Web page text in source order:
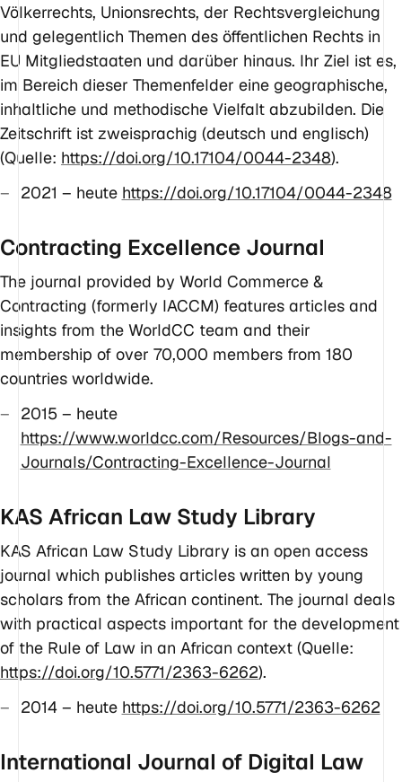
Völkerrechts, Unionsrechts, der Rechtsvergleichung
und gelegentlich Themen des öffentlichen Rechts in
EU Mitgliedstaaten und darüber hinaus. Ihr Ziel ist es,
im Bereich dieser Themenfelder eine geographische,
inhaltliche und methodische Vielfalt abzubilden. Die
Zeitschrift ist zweisprachig (deutsch und englisch)
(Quelle: https://doi.org/10.17104/0044-2348).
2021 – heute https://doi.org/10.17104/0044-2348
Contracting Excellence Journal
The journal provided by World Commerce &
Contracting (formerly IACCM) features articles and
insights from the WorldCC team and their
membership of over 70,000 members from 180
countries worldwide.
2015 – heute
https://www.worldcc.com/Resources/Blogs-and-
Journals/Contracting-Excellence-Journal
KAS African Law Study Library
KAS African Law Study Library is an open access
journal which publishes articles written by young
scholars from the African continent. The journal deals
with practical aspects important for the development
of the Rule of Law in an African context (Quelle:
https://doi.org/10.5771/2363-6262).
2014 – heute https://doi.org/10.5771/2363-6262
International Journal of Digital Law